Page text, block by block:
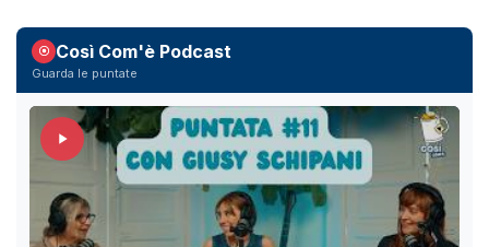
Così Com'è Podcast
Guarda le puntate